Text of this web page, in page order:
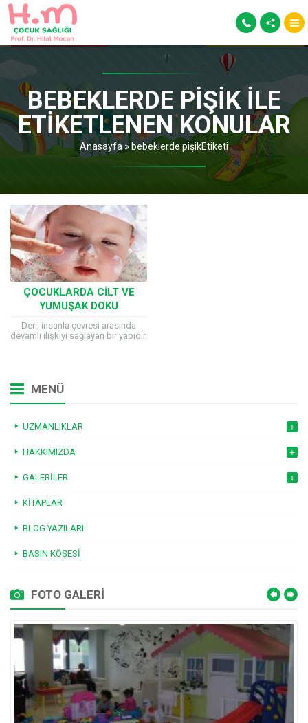
BEBEKLERDE PIŞIK ILE
ETIKETLENEN KONULAR
Anasayfa»bebeklerde pişikEtiketi
ÇOCUKLARDA CILT VE
YUMUŞAK DOKU
ENFEKSIYONLARI
Deri, insanla çevresi arasında
devamlı ilişkiyi sağlayan bir yapıdır.
MENÜ
UZMANLIKLAR
HAKKIMIZDA
GALERILER
KITAPLAR
BLOG YAZILARI
BASIN KÖŞESI
FOTO GALERİ